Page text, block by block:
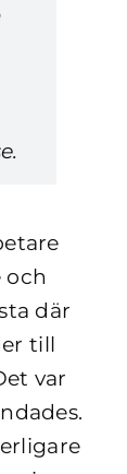
och
där
till
var